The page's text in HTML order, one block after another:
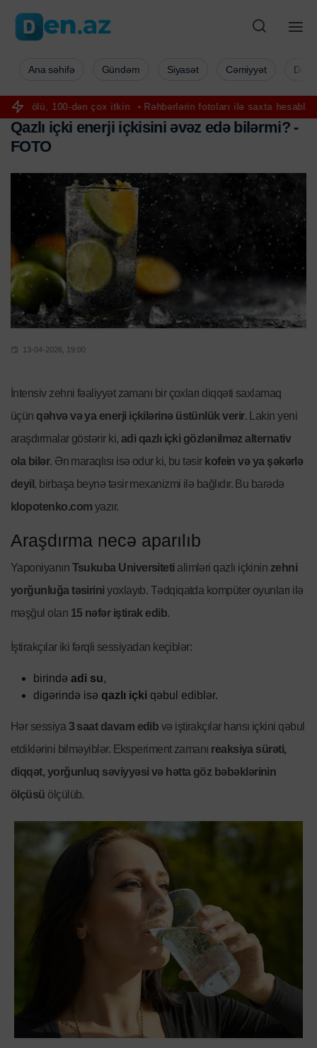
100-dən çox itkin Rəhbərlərin fotoları ilə saxta hesablar yaradırlar
Ana səhifə Gündəm Siyasət Cəmiyyət
Qazlı içki enerji içkisini əvəz edə bilərmi? -
FOTO
13-04-2026, 19:00
İntensiv zehni fəaliyyət zamanı bir çoxları diqqəti saxlamaq
üçün qəhvə və ya enerji içkilərinə üstünlük verir. Lakin yeni
araşdırmalar göstərir ki, adi qazlı içki gözlənilməz alternativ
ola bilər. Ən maraqlısı isə odur ki, bu təsir kofein və ya şəkərlə
deyil , birbaşa beynə təsir mexanizmi ilə bağlıdır. Bu barədə
klopotenko.com yazır.
Araşdırma necə aparılıb
Yaponiyanın Tsukuba Universiteti alimləri qazlı içkinin zehni
yorğunluğa təsirini yoxlayıb. Tədqiqatda kompüter oyunları ilə
məşğul olan 15 nəfər iştirak edib.
İştirakçılar iki fərqli sessiyadan keçiblər:
birində adi su,
digərində isə qazlı içki qəbul ediblər.
Hər sessiya 3 saat davam edib və iştirakçılar hansı içkini qəbul
etdiklərini bilməyiblər. Eksperiment zamanı reaksiya sürəti,
diqqət, yorğunluq səviyyəsi və hətta göz bəbəklərinin
ölçüsü ölçülüb.